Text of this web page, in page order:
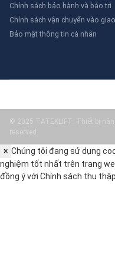
Chính sách bảo hành và bảo trì
Chính sách vận chuyển vào
Bảo mật thông tin cá nhân
© 2025 TATEKLIFT: Thiết bị
reserved.
× Chúng tôi đang sử dụng
nghiệm tốt nhất trên trang
đồng ý với Chính sách thu